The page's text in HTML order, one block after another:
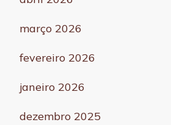
março 2026
fevereiro 2026
janeiro 2026
dezembro 2025